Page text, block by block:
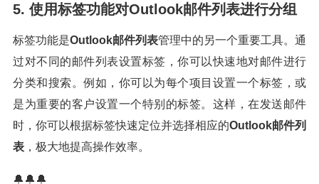
5. 使用标签功能对Outlook邮件列表进行分组
标签功能是Outlook邮件列表管理中的另一个重要工具。通
过对不同的邮件列表设置标签，你可以快速地对邮件进行
分类和搜索。例如，你可以为每个项目设置一个标签，或
是为重要的客户设置一个特别的标签。这样，在发送邮件
时，你可以根据标签快速定位并选择相应的Outlook邮件列
表 ，极大地提高操作效率。
🔔🔔🔔